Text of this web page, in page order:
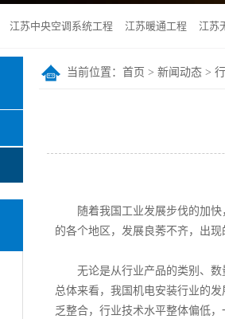
江苏中央空调系统工程 江苏暖通工程 江苏
当前位置： 首页 > 新闻动态 >
随着我国工业发展步伐的加快
的各个地区，发展良莠不齐，出
无论是从行业产品的类别、数
总体来看，我国机电安装行业的
乏整合，行业技术水平整体偏低，